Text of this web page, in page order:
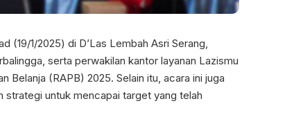
(19/1/2025) di D’Las Lembah Asri Serang,
serta perwakilan kantor layanan Lazismu
Belanja (RAPB) 2025. Selain itu, acara ini juga
strategi untuk mencapai target yang telah